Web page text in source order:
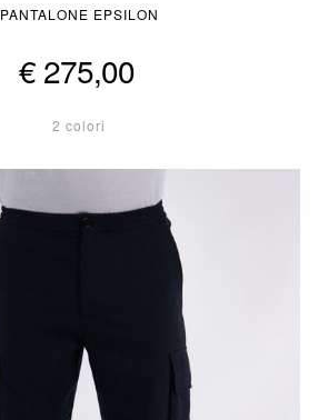
PANTALONE EPSILON
€ 275,00
2 colori